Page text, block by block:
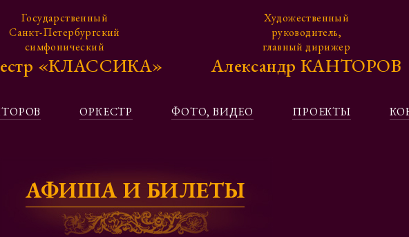
Государственный
Санкт-Петербургский
симфонический
«КЛАССИКА»
Художественный
руководитель,
главный дирижер
Александр КАНТОРОВ
ОРКЕСТР ФОТО, ВИДЕО ПРОЕКТЫ
АФИША И БИЛЕТЫ